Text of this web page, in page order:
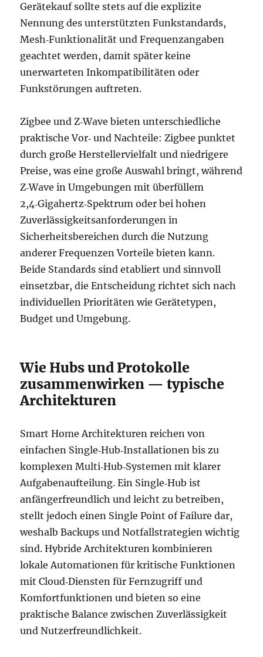
Gerätekauf sollte stets auf die explizite
Nennung des unterstützten Funkstandards,
Mesh‑Funktionalität und Frequenzangaben
geachtet werden, damit später keine
unerwarteten Inkompatibilitäten oder
Funkstörungen auftreten.
Zigbee und Z‑Wave bieten unterschiedliche
praktische Vor‑ und Nachteile: Zigbee punktet
durch große Herstellervielfalt und niedrigere
Preise, was eine große Auswahl bringt, während
Z‑Wave in Umgebungen mit überfüllem
2,4‑Gigahertz‑Spektrum oder bei hohen
Zuverlässigkeitsanforderungen in
Sicherheitsbereichen durch die Nutzung
anderer Frequenzen Vorteile bieten kann.
Beide Standards sind etabliert und sinnvoll
einsetzbar, die Entscheidung richtet sich nach
individuellen Prioritäten wie Gerätetypen,
Budget und Umgebung.
Wie Hubs und Protokolle
zusammenwirken — typische
Architekturen
Smart Home Architekturen reichen von
einfachen Single‑Hub‑Installationen bis zu
komplexen Multi‑Hub‑Systemen mit klarer
Aufgabenaufteilung. Ein Single‑Hub ist
anfängerfreundlich und leicht zu betreiben,
stellt jedoch einen Single Point of Failure dar,
weshalb Backups und Notfallstrategien wichtig
sind. Hybride Architekturen kombinieren
lokale Automationen für kritische Funktionen
mit Cloud‑Diensten für Fernzugriff und
Komfortfunktionen und bieten so eine
praktische Balance zwischen Zuverlässigkeit
und Nutzerfreundlichkeit.